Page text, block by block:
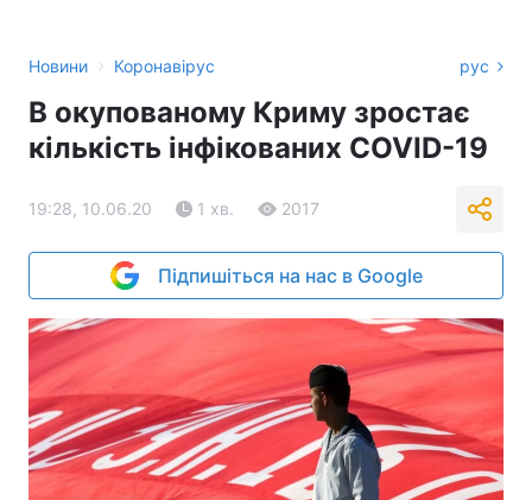
Новини › Коронавірус рус
В окупованому Криму зростає
кількість інфікованих COVID-19
19:28, 10.06.20 1 хв. 2017
Підпишіться на нас в Google